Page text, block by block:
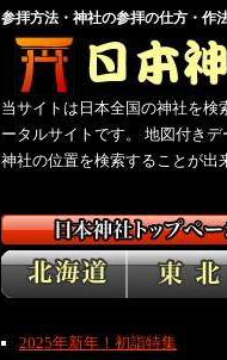
参拝方法・神社の参拝の仕方・作
サイト日本神社
当サイトは日本全国の神社を検
ータルサイトです。 地図付き
神社の位置を検索することが出
2025年新年！初詣特集